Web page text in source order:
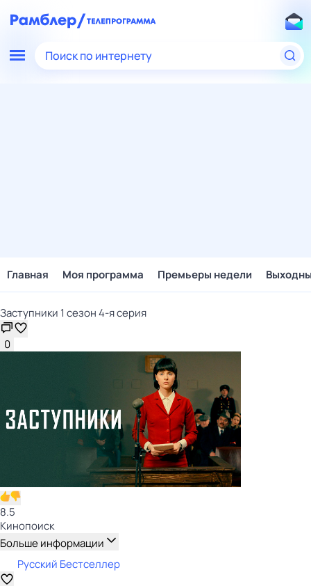
Поиск по интернету
Главная Моя программа Премьеры недели
Заступники 1 сезон 4-я серия
0
8.5
Кинопоиск
Больше информации
Русский Бестселлер